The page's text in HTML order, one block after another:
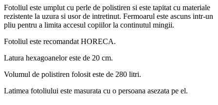
Fotoliul este umplut cu perle de polistiren si este tapitat cu materiale
rezistente la uzura si usor de intretinut. Fermoarul este ascuns intr-un
pliu pentru a limita accesul copiilor la continutul mingii.
Fotoliul este recomandat HORECA.
Latura hexagoanelor este de 20 cm.
Volumul de polistiren folosit este de 280 litri.
Latimea fotoliului este masurata cu o persoana asezata pe el.